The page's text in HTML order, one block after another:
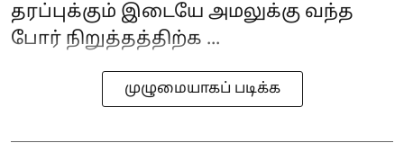
தரப்புக்கும் இடையே அமலுக்கு வந்த
போர் நிறுத்தத்திற்க ...
முழுமையாகப் படிக்க